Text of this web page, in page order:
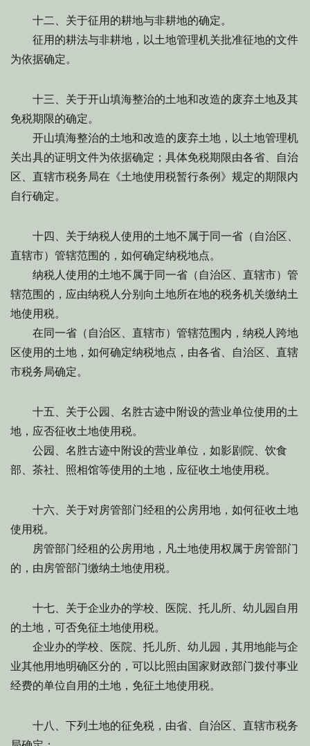
十二、关于征用的耕地与非耕地的确定。
征用的耕法与非耕地，以土地管理机关批准征地的文件
为依据确定。
十三、关于开山填海整治的土地和改造的废弃土地及其
免税期限的确定。
开山填海整治的土地和改造的废弃土地，以土地管理机
关出具的证明文件为依据确定；具体免税期限由各省、自治
区、直辖市税务局在《土地使用税暂行条例》规定的期限内
自行确定。
十四、关于纳税人使用的土地不属于同一省（自治区、
直辖市）管辖范围的，如何确定纳税地点。
纳税人使用的土地不属于同一省（自治区、直辖市）管
辖范围的，应由纳税人分别向土地所在地的税务机关缴纳土
地使用税。
在同一省（自治区、直辖市）管辖范围内，纳税人跨地
区使用的土地，如何确定纳税地点，由各省、自治区、直辖
市税务局确定。
十五、关于公园、名胜古迹中附设的营业单位使用的土
地，应否征收土地使用税。
公园、名胜古迹中附设的营业单位，如影剧院、饮食
部、茶社、照相馆等使用的土地，应征收土地使用税。
十六、关于对房管部门经租的公房用地，如何征收土地
使用税。
房管部门经租的公房用地，凡土地使用权属于房管部门
的，由房管部门缴纳土地使用税。
十七、关于企业办的学校、医院、托儿所、幼儿园自用
的土地，可否免征土地使用税。
企业办的学校、医院、托儿所、幼儿园，其用地能与企
业其他用地明确区分的，可以比照由国家财政部门拨付事业
经费的单位自用的土地，免征土地使用税。
十八、下列土地的征免税，由省、自治区、直辖市税务